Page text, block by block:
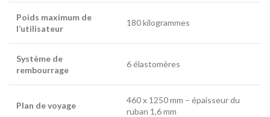
Poids maximum de
l’utilisateur
180 kilogrammes
Système de
rembourrage
6 élastomères
Plan de voyage
460 x 1250 mm – épaisseur du
ruban 1,6 mm